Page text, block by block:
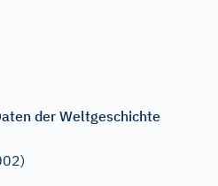
der Weltgeschichte